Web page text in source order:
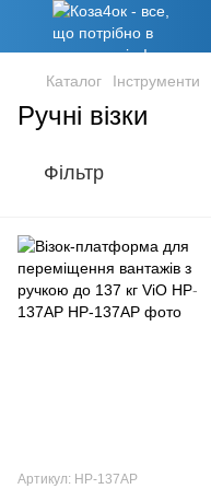
Каталог Інструменти
Ручні візки
Фільтр
Артикул: HP-137AP